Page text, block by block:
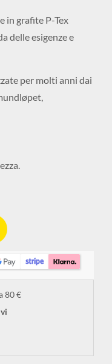
in grafite P-Tex
delle esigenze e
per molti anni dai
80 €